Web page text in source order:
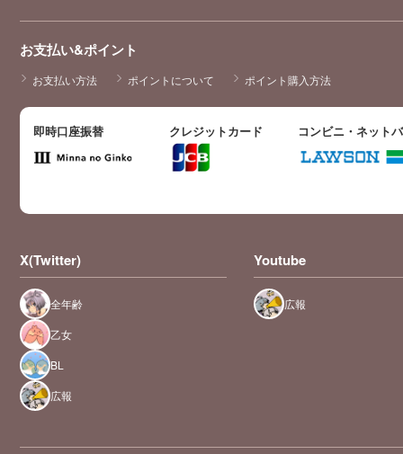
お支払い&ポイント
お支払い方法 ポイントについて ポイント購入方法
即時口座振替 クレジットカード コンビニ・ネット
X(Twitter)
全年齢
乙女
BL
広報
Youtube
広報